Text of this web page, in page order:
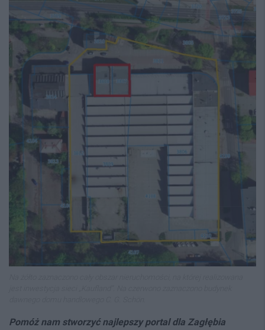
Pomóż nam stworzyć najlepszy portal dla Zagłębia